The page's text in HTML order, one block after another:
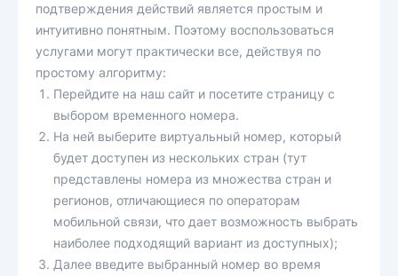
подтверждения действий является простым и
интуитивно понятным. Поэтому воспользоваться
услугами могут практически все, действуя по
простому алгоритму:
Перейдите на наш сайт и посетите страницу с
выбором временного номера.
На ней выберите виртуальный номер, который
будет доступен из нескольких стран (тут
представлены номера из множества стран и
регионов, отличающиеся по операторам
мобильной связи, что дает возможность выбрать
наиболее подходящий вариант из доступных);
Далее введите выбранный номер во время